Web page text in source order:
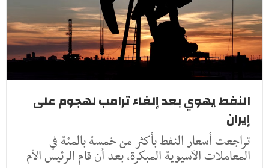
النفط يهوي بعد إلغاء ترامب لهجوم على
إيران
تراجعت أسعار النفط ​بأكثر من خمسة ‌بالمئة في
المعاملات الآسيوية المبكرة، بعد أن ​قام الرئيس ​الأم